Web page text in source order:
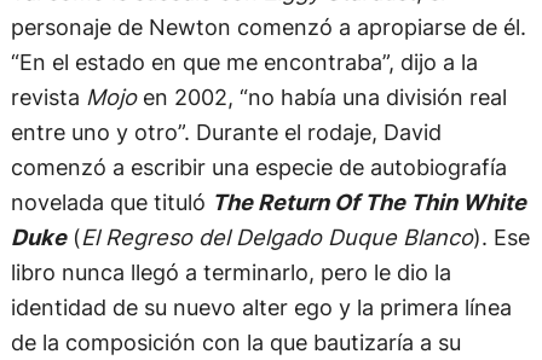
personaje de Newton comenzó a apropiarse de él.
“En el estado en que me encontraba”, dijo a la
revista Mojo en 2002, “no había una división real
entre uno y otro”. Durante el rodaje, David
comenzó a escribir una especie de autobiografía
novelada que tituló The Return Of The Thin White
Duke(El Regreso del Delgado Duque Blanco). Ese
libro nunca llegó a terminarlo, pero le dio la
identidad de su nuevo alter ego y la primera línea
de la composición con la que bautizaría a su